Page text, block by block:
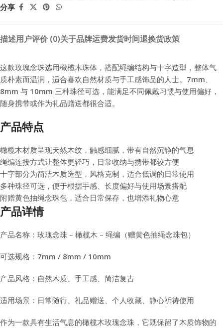
分享
描述用户评价 (0)关于品牌运费发货时间退换货政策
这款玫瑰念珠选用橄榄木珠体，搭配绳编结构与十字造型，整体气
质朴素而温润，适合喜欢自然材质与手工感饰品的人士。7mm、
8mm 与 10mm 三种珠径可选，能满足不同佩戴习惯与使用偏好，
随身携带或作为礼品赠送都很合适。
产品特点
橄榄木材质呈现天然木纹，触感细腻，带有自然沉静的气息
绳编连接方式让整体更轻巧，日常收纳与携带都较方便
十字部分为简洁木质造型，风格克制，适合低调的日常使用
多种珠径可选，便于根据手感、长度偏好与使用场景搭配
附赠黄色抽绳念珠包，适合日常保存，也增添礼物心意
产品详情
产品名称：玫瑰念珠 – 橄榄木 – 绳编（赠黄色抽绳念珠包）
可选规格：7mm / 8mm / 10mm
产品风格：自然木质、手工感、简洁复古
适用场景：日常随行、礼品赠送、个人收藏、静心祈祷使用
作为一款具有生活气息的橄榄木玫瑰念珠，它既保留了木质饰物的